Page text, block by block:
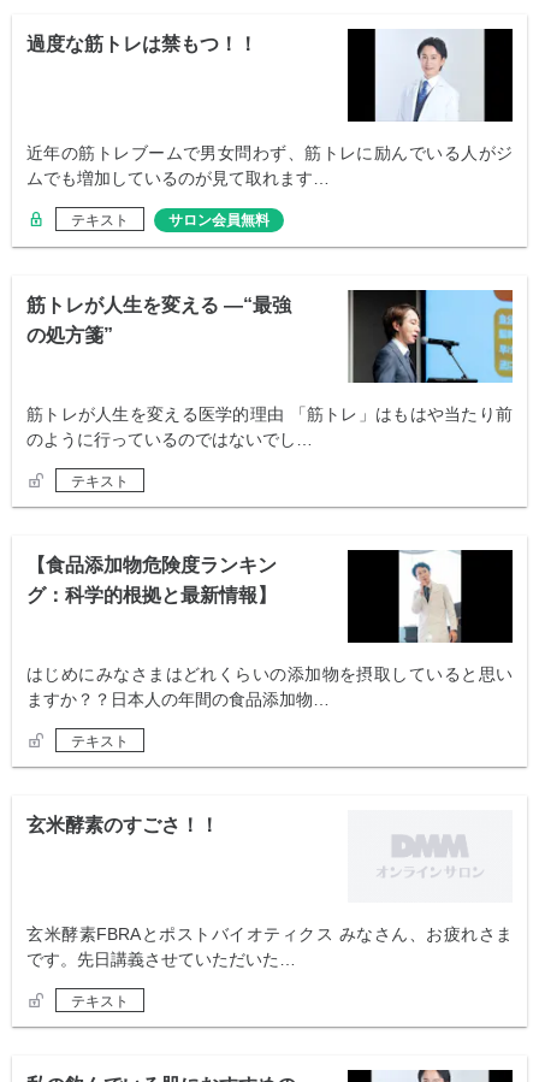
過度な筋トレは禁もつ！！
近年の筋トレブームで男女問わず、筋トレに励んでいる人がジ
ムでも増加しているのが見て取れます…
テキスト サロン会員無料
筋トレが人生を変える —“最強
の処方箋”
筋トレが人生を変える医学的理由 「筋トレ」はもはや当たり前
のように行っているのではないでし…
テキスト
【食品添加物危険度ランキン
グ：科学的根拠と最新情報】
はじめにみなさまはどれくらいの添加物を摂取していると思い
ますか？？日本人の年間の食品添加物…
テキスト
玄米酵素のすごさ！！
玄米酵素FBRAとポストバイオティクス みなさん、お疲れさま
です。先日講義させていただいた…
テキスト